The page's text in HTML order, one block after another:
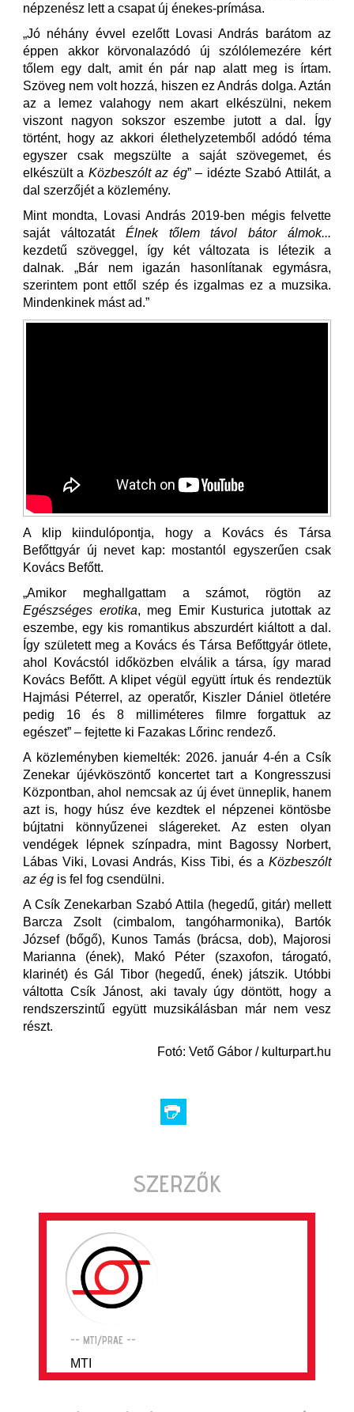
népzenész lett a csapat új énekes-prímása.
„Jó néhány évvel ezelőtt Lovasi András barátom az
éppen akkor körvonalazódó új szólólemezére kért
tőlem egy dalt, amit én pár nap alatt meg is írtam.
Szöveg nem volt hozzá, hiszen ez András dolga. Aztán
az a lemez valahogy nem akart elkészülni, nekem
viszont nagyon sokszor eszembe jutott a dal. Így
történt, hogy az akkori élethelyzetemből adódó téma
egyszer csak megszülte a saját szövegemet, és
elkészült a Közbeszólt az ég” – idézte Szabó Attilát, a
dal szerzőjét a közlemény.
Mint mondta, Lovasi András 2019-ben mégis felvette
saját változatát Élnek tőlem távol bátor álmok...
kezdetű szöveggel, így két változata is létezik a
dalnak. „Bár nem igazán hasonlítanak egymásra,
szerintem pont ettől szép és izgalmas ez a muzsika.
Mindenkinek mást ad.”
A klip kiindulópontja, hogy a Kovács és Társa
Befőttgyár új nevet kap: mostantól egyszerűen csak
Kovács Befőtt.
„Amikor meghallgattam a számot, rögtön az
Egészséges erotika, meg Emir Kusturica jutottak az
eszembe, egy kis romantikus abszurdért kiáltott a dal.
Így született meg a Kovács és Társa Befőttgyár ötlete,
ahol Kovácstól időközben elválik a társa, így marad
Kovács Befőtt. A klipet végül együtt írtuk és rendeztük
Hajmási Péterrel, az operatőr, Kiszler Dániel ötletére
pedig 16 és 8 milliméteres filmre forgattuk az
egészet” – fejtette ki Fazakas Lőrinc rendező.
A közleményben kiemelték: 2026. január 4-én a Csík
Zenekar újévköszöntő koncertet tart a Kongresszusi
Központban, ahol nemcsak az új évet ünneplik, hanem
azt is, hogy húsz éve kezdtek el népzenei köntösbe
bújtatni könnyűzenei slágereket. Az esten olyan
vendégek lépnek színpadra, mint Bagossy Norbert,
Lábas Viki, Lovasi András, Kiss Tibi, és a Közbeszólt
az ég is fel fog csendülni.
A Csík Zenekarban Szabó Attila (hegedű, gitár) mellett
Barcza Zsolt (cimbalom, tangóharmonika), Bartók
József (bőgő), Kunos Tamás (brácsa, dob), Majorosi
Marianna (ének), Makó Péter (szaxofon, tárogató,
klarinét) és Gál Tibor (hegedű, ének) játszik. Utóbbi
váltotta Csík Jánost, aki tavaly úgy döntött, hogy a
rendszerszintű együtt muzsikálásban már nem vesz
részt.
Fotó: Vető Gábor / kulturpart.hu
SZERZŐK
-- MTI/PRAE --
MTI